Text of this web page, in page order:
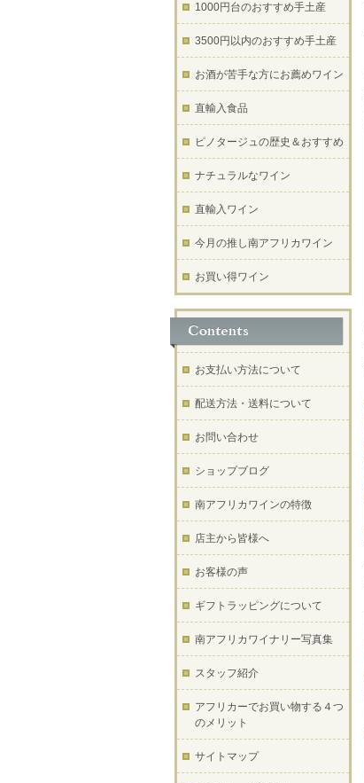
1000円台のおすすめ手土産
3500円以内のおすすめ手土産
お酒が苦手な方にお薦めワイン
直輸入食品
ピノタージュの歴史＆おすすめ
ナチュラルなワイン
直輸入ワイン
今月の推し南アフリカワイン
お買い得ワイン
お支払い方法について
配送方法・送料について
お問い合わせ
ショップブログ
南アフリカワインの特徴
店主から皆様へ
お客様の声
ギフトラッピングについて
南アフリカワイナリー写真集
スタッフ紹介
アフリカーでお買い物する４つ
のメリット
サイトマップ